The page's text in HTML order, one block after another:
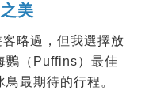
美
略過，但我選擇放
鸚（Puffins）最佳
最期待的行程。